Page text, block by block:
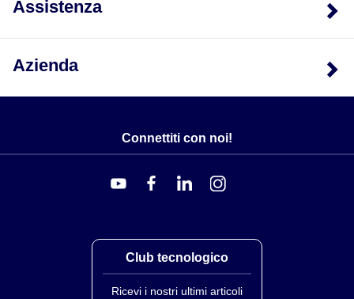
Assistenza
Azienda
Connettiti con noi!
Club tecnologico
Ricevi i nostri ultimi articoli